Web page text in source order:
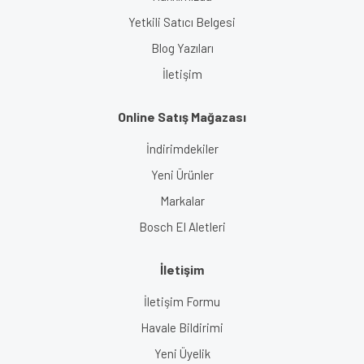
Yetkili Satıcı Belgesi
Blog Yazıları
İletişim
Online Satış Mağazası
İndirimdekiler
Yeni Ürünler
Markalar
Bosch El Aletleri
İletişim
İletişim Formu
Havale Bildirimi
Yeni Üyelik